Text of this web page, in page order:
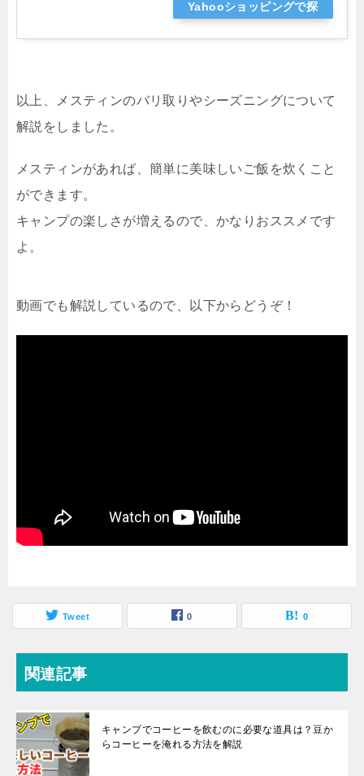
Yahooショッピングで探
以上、メスティンのバリ取りやシーズニングについて
解説をしました。
メスティンがあれば、簡単に美味しいご飯を炊くこと
ができます。
キャンプの楽しさが増えるので、かなりおススメです
よ。
動画でも解説しているので、以下からどうぞ！
Tweet 0 0
関連記事
キャンプでコーヒーを飲むのに必要な道具は？豆か
らコーヒーを淹れる方法を解説